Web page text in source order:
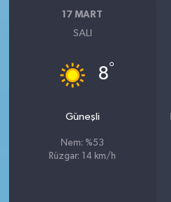
17 MART
SALI
8°
Güneşli
Nem: %53
Rüzgar: 14 km/h